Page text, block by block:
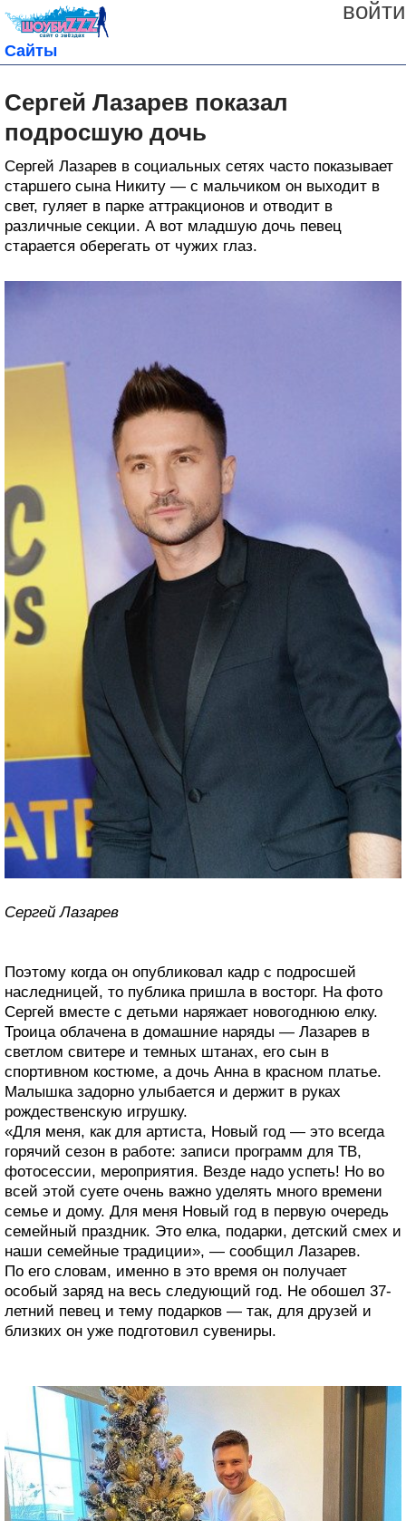
войти
Сайты
Сергей Лазарев показал
подросшую дочь
Сергей Лазарев в социальных сетях часто показывает
старшего сына Никиту — с мальчиком он выходит в
свет, гуляет в парке аттракционов и отводит в
различные секции. А вот младшую дочь певец
старается оберегать от чужих глаз.
Сергей Лазарев
Поэтому когда он опубликовал кадр с подросшей
наследницей, то публика пришла в восторг. На фото
Сергей вместе с детьми наряжает новогоднюю елку.
Троица облачена в домашние наряды — Лазарев в
светлом свитере и темных штанах, его сын в
спортивном костюме, а дочь Анна в красном платье.
Малышка задорно улыбается и держит в руках
рождественскую игрушку.
«Для меня, как для артиста, Новый год — это всегда
горячий сезон в работе: записи программ для ТВ,
фотосессии, мероприятия. Везде надо успеть! Но во
всей этой суете очень важно уделять много времени
семье и дому. Для меня Новый год в первую очередь
семейный праздник. Это елка, подарки, детский смех и
наши семейные традиции», — сообщил Лазарев.
По его словам, именно в это время он получает
особый заряд на весь следующий год. Не обошел 37-
летний певец и тему подарков — так, для друзей и
близких он уже подготовил сувениры.